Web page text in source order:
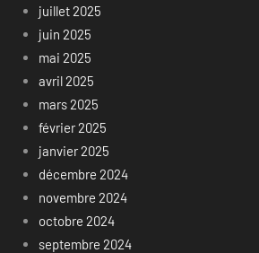
juillet 2025
juin 2025
mai 2025
avril 2025
mars 2025
février 2025
janvier 2025
décembre 2024
novembre 2024
octobre 2024
septembre 2024